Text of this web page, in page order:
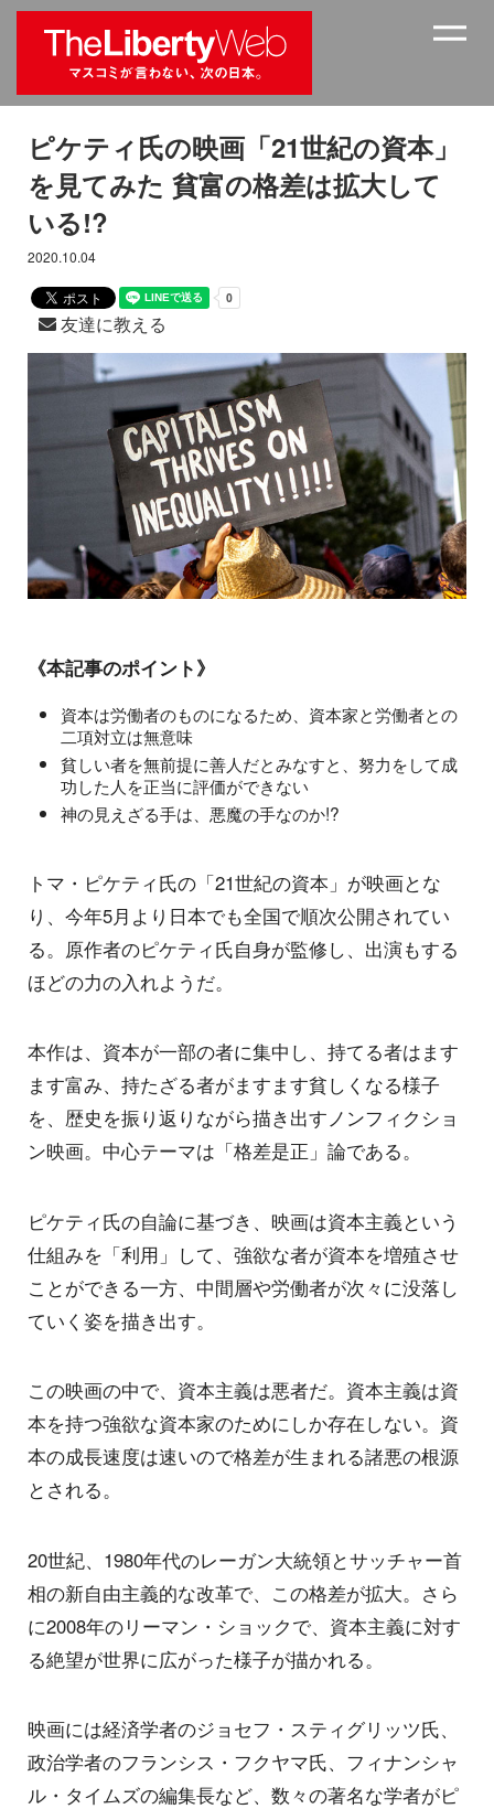
ピケティ氏の映画「21世紀の資本」
を見てみた 貧富の格差は拡大して
いる!?
2020.10.04
友達に教える
《本記事のポイント》
資本は労働者のものになるため、資本家と労働者との
二項対立は無意味
貧しい者を無前提に善人だとみなすと、努力をして成
功した人を正当に評価ができない
神の見えざる手は、悪魔の手なのか!?
トマ・ピケティ氏の「21世紀の資本」が映画とな
り、今年5月より日本でも全国で順次公開されてい
る。原作者のピケティ氏自身が監修し、出演もする
ほどの力の入れようだ。
本作は、資本が一部の者に集中し、持てる者はます
ます富み、持たざる者がますます貧しくなる様子
を、歴史を振り返りながら描き出すノンフィクショ
ン映画。中心テーマは「格差是正」論である。
ピケティ氏の自論に基づき、映画は資本主義という
仕組みを「利用」して、強欲な者が資本を増殖させ
ことができる一方、中間層や労働者が次々に没落し
ていく姿を描き出す。
この映画の中で、資本主義は悪者だ。資本主義は資
本を持つ強欲な資本家のためにしか存在しない。資
本の成長速度は速いので格差が生まれる諸悪の根源
とされる。
20世紀、1980年代のレーガン大統領とサッチャー首
相の新自由主義的な改革で、この格差が拡大。さら
に2008年のリーマン・ショックで、資本主義に対す
る絶望が世界に広がった様子が描かれる。
映画には経済学者のジョセフ・スティグリッツ氏、
政治学者のフランシス・フクヤマ氏、フィナンシャ
ル・タイムズの編集長など、数々の著名な学者がピ